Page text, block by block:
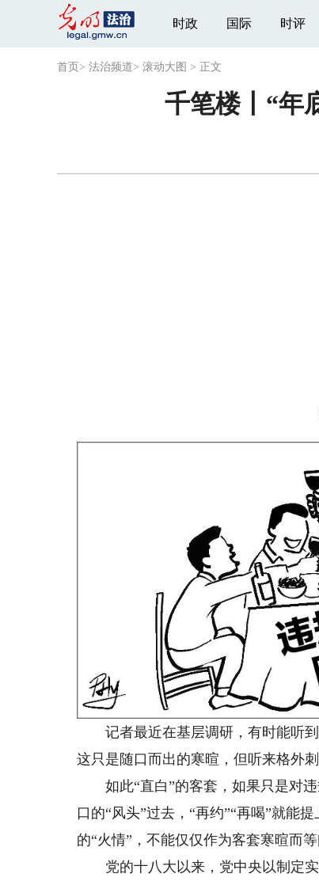
时政 国际 时评
首页 > 法治频道> 滚动大图 > 正文
千笔楼丨“年
记者最近在基层调研，有时能听到
这只是随口而出的寒暄，但听来格外刺
如此“直白”的客套，如果只是对违
口的“风头”过去，“再约”“再喝”就能
的“火情”，不能仅仅作为客套寒暄而等
党的十八大以来，党中央以制定实